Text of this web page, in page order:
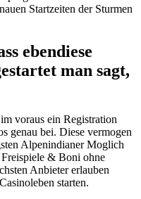
Startzeiten der Sturmen
ebendiese
man sagt,
voraus ein Registration
genau bei. Diese vermogen
Alpenindianer Moglich
Freispiele & Boni ohne
Anbieter erlauben
starten.